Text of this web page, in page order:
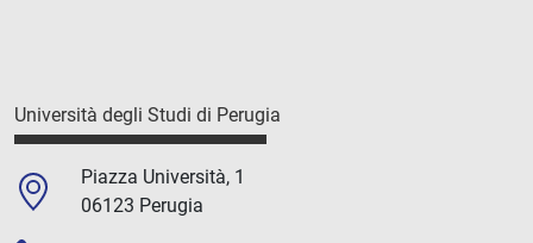
Università degli Studi di Perugia
Piazza Università, 1
06123 Perugia